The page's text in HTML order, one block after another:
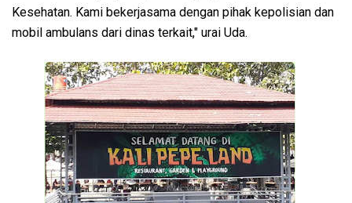
Kesehatan. Kami bekerjasama dengan pihak kepolisian dan
mobil ambulans dari dinas terkait," urai Uda.